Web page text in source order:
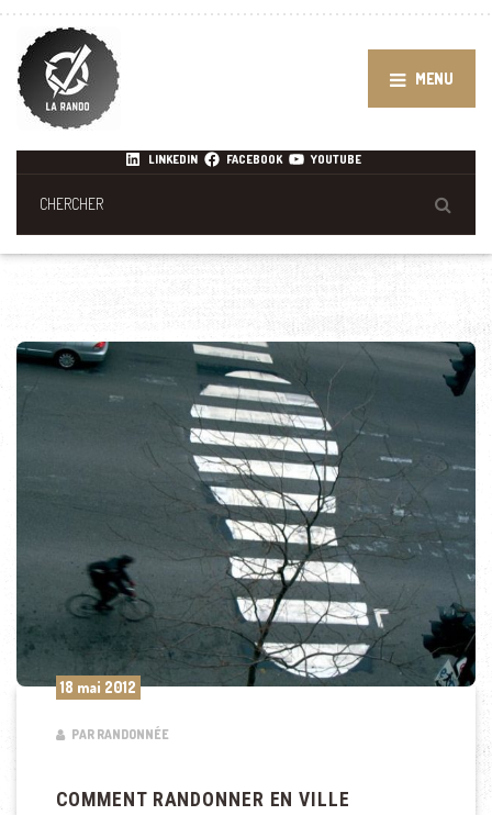
MENU
LINKEDIN FACEBOOK YOUTUBE
18 mai 2012
PAR RANDONNÉE
COMMENT RANDONNER EN VILLE